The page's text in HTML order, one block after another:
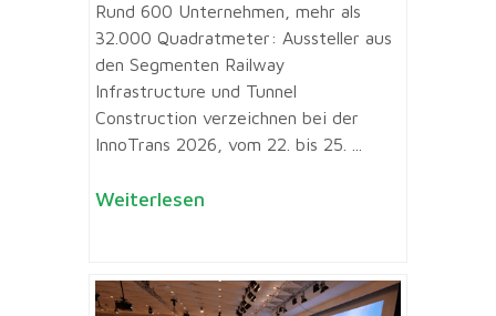
Rund 600 Unternehmen, mehr als
32.000 Quadratmeter: Aussteller aus
den Segmenten Railway
Infrastructure und Tunnel
Construction verzeichnen bei der
InnoTrans 2026, vom 22. bis 25. ...
Weiterlesen